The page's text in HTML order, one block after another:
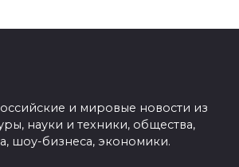
и мировые новости из
науки и техники, общества,
шоу-бизнеса, экономики.